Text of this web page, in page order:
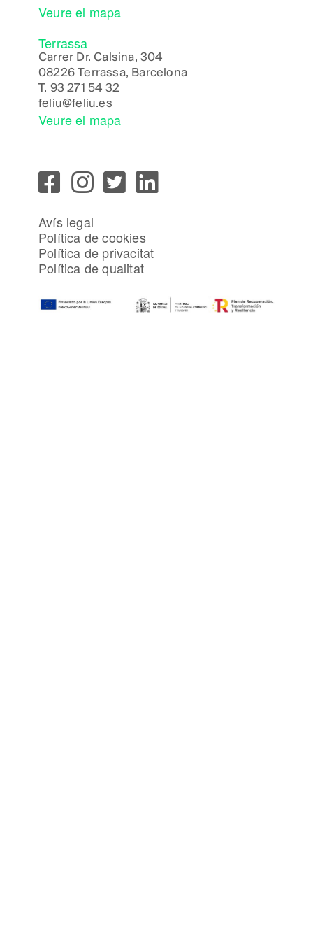
Veure el mapa
Terrassa
Carrer Dr. Calsina, 304
08226 Terrassa, Barcelona
T. 93 271 54 32
feliu@feliu.es
Veure el mapa
Avís legal
Política de cookies
Política de privacitat
Política de qualitat